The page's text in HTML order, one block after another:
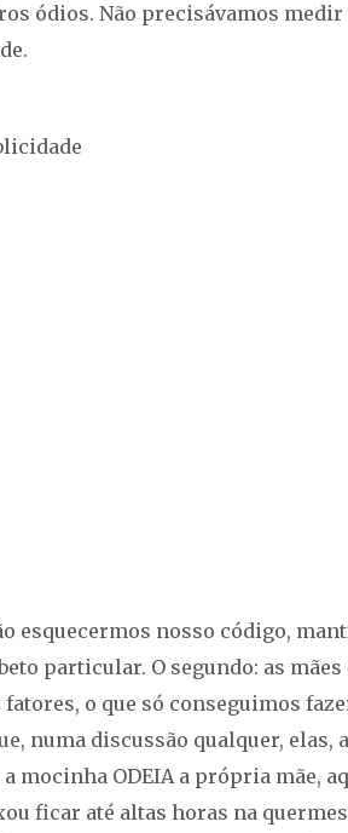
ódios. Não precisávamos medir
esquecermos nosso código,
particular. O segundo: as mães
o que só conseguimos
numa discussão qualquer, elas,
mocinha ODEIA a própria mãe,
ficar até altas horas na